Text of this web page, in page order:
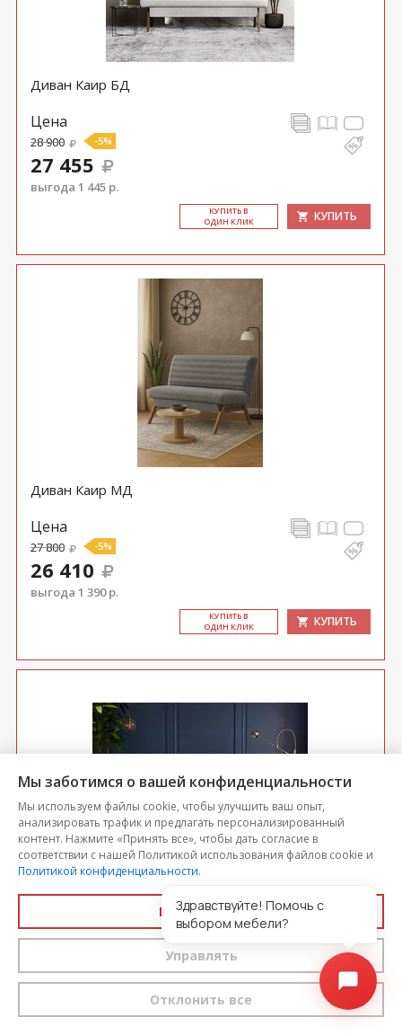
Диван Каир БД
Цена
28 900 -5%
27 455
выгода 1 445 р.
КУ­ПИТЬ В
ОДИН КЛИК
КУПИТЬ
Диван Каир МД
Цена
27 800 -5%
26 410
выгода 1 390 р.
КУ­ПИТЬ В
ОДИН КЛИК
КУПИТЬ
Диван Бетти 2 БД
Цена
26 600
КУ­ПИТЬ В
Мы заботимся о вашей конфиденциальности
Мы используем файлы cookie, чтобы улучшить ваш опыт,
анализировать трафик и предлагать персонализированный
контент. Нажмите «Принять все», чтобы дать согласие в
соответствии с нашей Политикой использования файлов cookie и
Политикой конфиденциальности.
Принять все
Управлять
Отклонить все
Здравствуйте! Помочь с
выбором мебели?